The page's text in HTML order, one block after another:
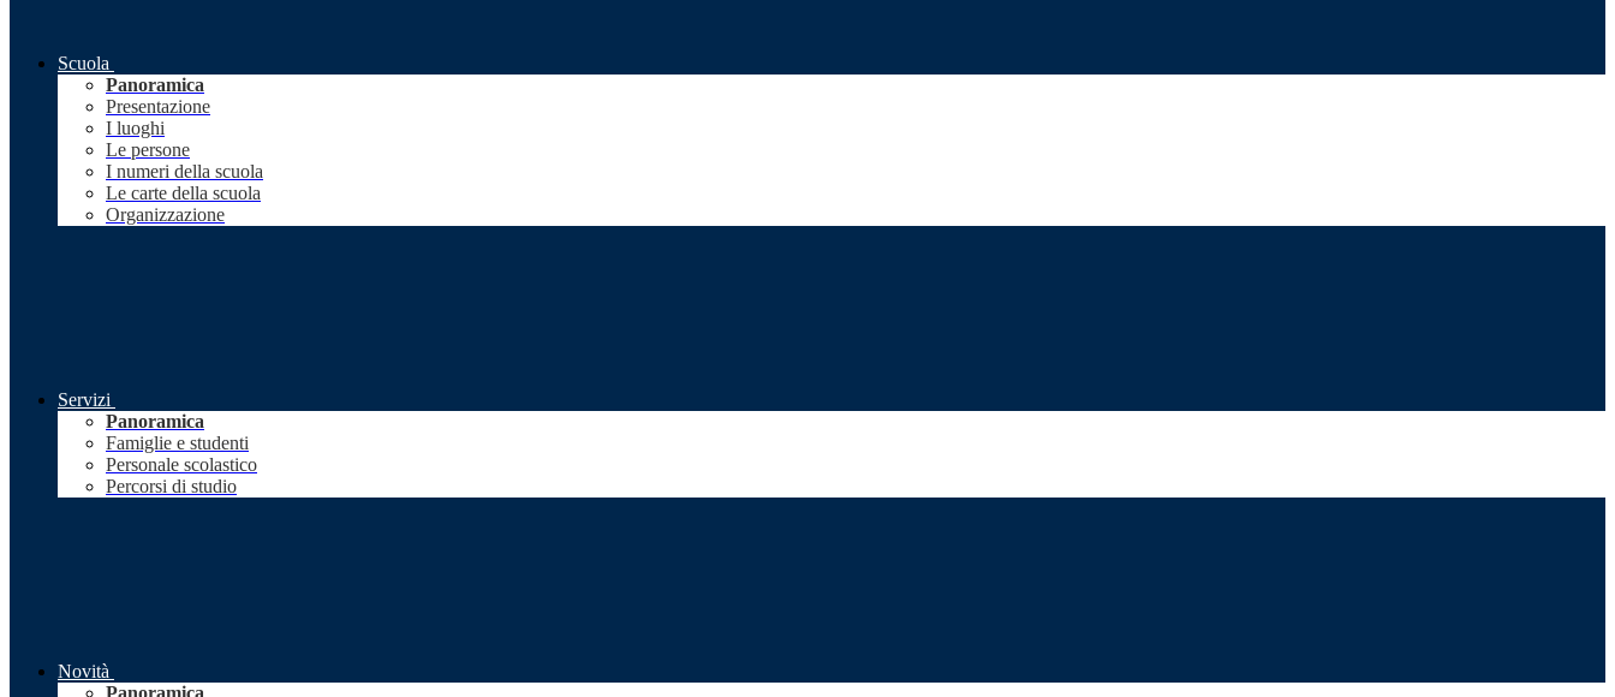
Scuola
Panoramica
Presentazione
I luoghi
Le persone
I numeri della scuola
Le carte della scuola
Organizzazione
Servizi
Panoramica
Famiglie e studenti
Personale scolastico
Percorsi di studio
Novità